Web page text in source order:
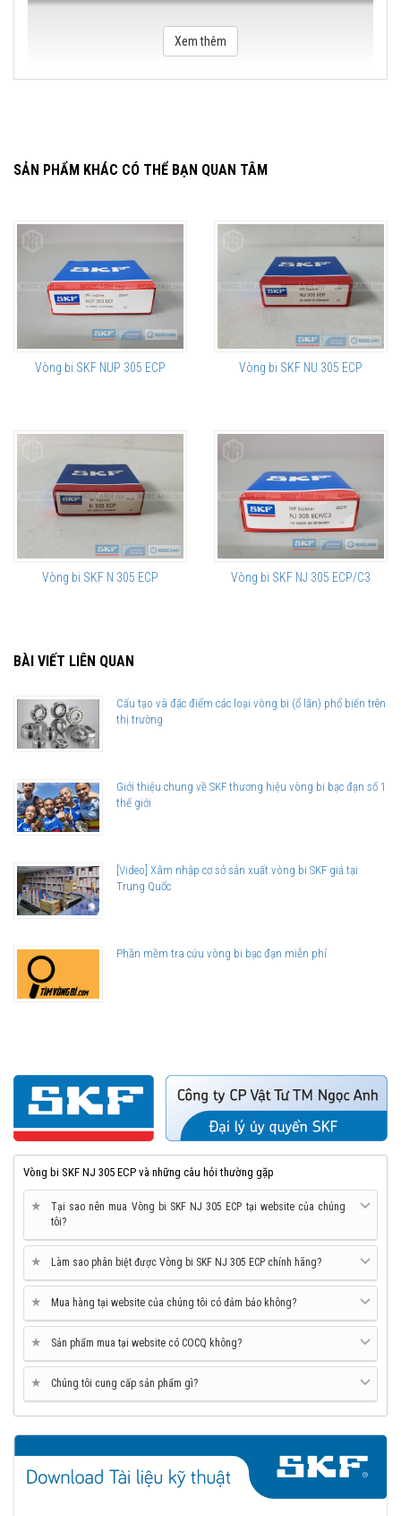
Xem thêm
SẢN PHẨM KHÁC CÓ THỂ BẠN QUAN TÂM
Vòng bi SKF NUP 305 ECP Vòng bi SKF NU 305 ECP
Vòng bi SKF N 305 ECP Vòng bi SKF NJ 305 ECP/C3
BÀI VIẾT LIÊN QUAN
Cấu tạo và đặc điểm các loại vòng bi (ổ lăn) phổ biến trên
thị trường
Giới thiệu chung về SKF thương hiệu vòng bi bạc đạn số 1
thế giới
[Video] Xâm nhập cơ sở sản xuất vòng bi SKF giả tại
Trung Quốc
Phần mềm tra cứu vòng bi bạc đạn miễn phí
Vòng bi SKF NJ 305 ECP và những câu hỏi thường gặp
★
Tại sao nên mua Vòng bi SKF NJ 305 ECP tại website của chúng
tôi?
★ Làm sao phân biệt được Vòng bi SKF NJ 305 ECP chính hãng?
★ Mua hàng tại website của chúng tôi có đảm bảo không?
★ Sản phẩm mua tại website có COCQ không?
★ Chúng tôi cung cấp sản phẩm gì?